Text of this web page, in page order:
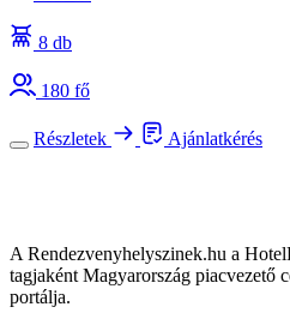
8 db
180 fő
Részletek Ajánlatkérés
A Rendezvenyhelyszinek.hu a
tagjaként Magyarország piacvezető
portálja.